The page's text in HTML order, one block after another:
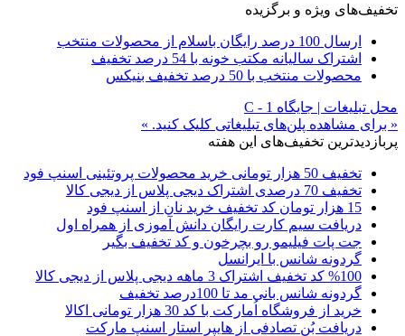
تخفیف‌های ویژه و برگزیده
ارسال 100 درصد رایگان باسلام از محصولات منتخب
اشتراک سالیانه مکتب خونه با 54 درصد تخفیف
محصولات منتخب با 50 درصد تخفیف بنیکس
محل تبلیغات | جایگاه C - 1
« برای مشاهده پلن‌های تبلیغاتی کلیک کنید. »
پربازدیدترین تخفیف‌های این هفته
تخفیف 50 هزار تومانی خرید محصولات پروتئینی اسنپ فود
تخفیف 70 درصدی اشتراک دیجی پلاس از دیجی کالا
15 هزار تومان کد تخفیف خرید نان از اسنپ فود
دریافت سیم کارت رایگان دانش آموزی از همراه اول
جت پات فیلیمو رو بچرخون و کد تخفیف بگیر
گردونه شانس با ایرانسل
%100 کد تخفیف اشتراک 3 ماهه دیجی پلاس از دیجی کالا
گردونه شانس بانی مد تا 100درصد تخفیف
خرید از فروشگاه اُمارکت با کد 30 هزار تومانی اکالا
دریافت بُن تصادفی از هایپر استار اسنپ مارکت